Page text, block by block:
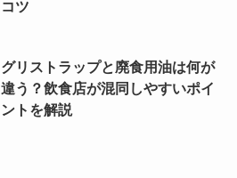
コツ
グリストラップと廃食用油は何が
違う？飲食店が混同しやすいポイ
ントを解説